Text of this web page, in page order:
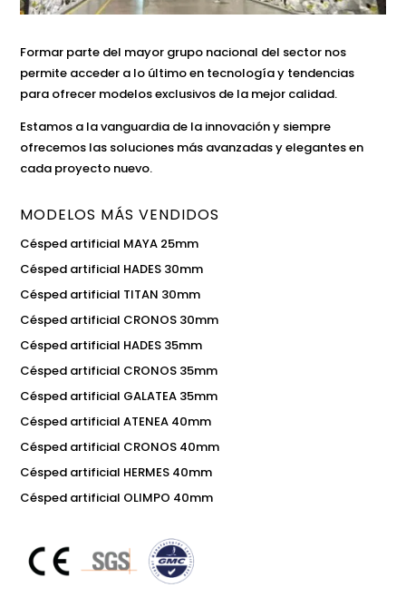
Formar parte del mayor grupo nacional del sector nos
permite acceder a lo último en tecnología y tendencias
para ofrecer modelos exclusivos de la mejor calidad.
Estamos a la vanguardia de la innovación y siempre
ofrecemos las soluciones más avanzadas y elegantes en
cada proyecto nuevo.
MODELOS MÁS VENDIDOS
Césped artificial MAYA 25mm
Césped artificial HADES 30mm
Césped artificial TITAN 30mm
Césped artificial CRONOS 30mm
Césped artificial HADES 35mm
Césped artificial CRONOS 35mm
Césped artificial GALATEA 35mm
Césped artificial ATENEA 40mm
Césped artificial CRONOS 40mm
Césped artificial HERMES 40mm
Césped artificial OLIMPO 40mm